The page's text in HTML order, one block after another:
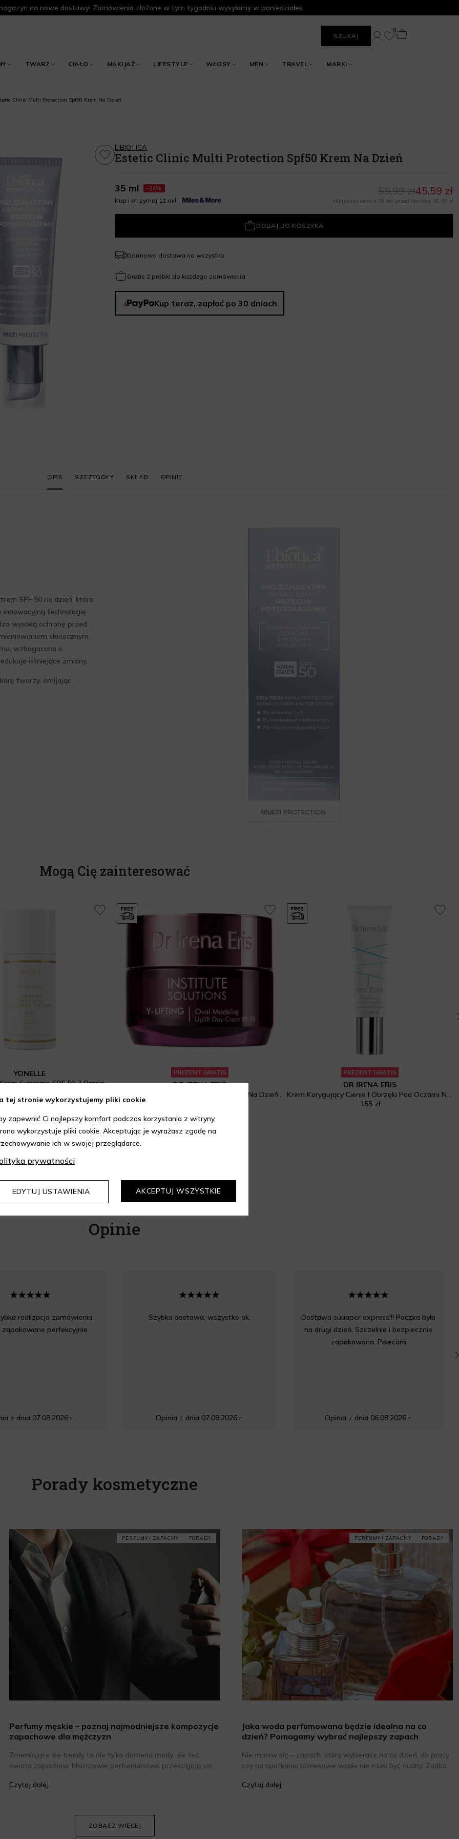
na nowe dostawy! Zamówienia złożone w tym tygodniu wysyłamy w poniedziałek
SZUKAJ
TWARZ CIAŁO MAKIJAŻ LIFESTYLE WŁOSY MEN TRAVEL MARKI
0
Clinic Multi Protection Spf50 Krem Na Dzień
L'BIOTICA
Estetic Clinic Multi Protection Spf50 Krem Na Dzień
35 ml
-24%
Kup i otrzymaj 11 mil
45,59 zł
59,99 zł
Najniższa cena z 30 dni przed obniżką: 42,59 zł
DODAJ DO KOSZYKA
Darmowa dostawa na wszystko
Gratis 2 próbki do każdego zamówienia
Kup teraz, zapłać po 30 dniach
OPIS SZCZEGÓŁY SKŁAD OPINIE
SPF 50 na dzień, która
innowacyjną technologię
wysoką ochronę przed
słonecznym
wzbogacona o
istniejące zmiany.
twarzy, omijając
Mogą Cię zainteresować
YONELLE
PHOTOFUSION Krem Supreme SPF 50 Z Przeciwzmarszczkową Tarczą Ochronną 30 ml
cena z 30 dni: 156,75 zł
PREZENT GRATIS
DR IRENA ERIS
Y-Lifting Modelująco-Liftingujący Krem Na Dzień SPF 20
PREZENT GRATIS
DR IRENA ERIS
Krem Korygujący Cienie I Obrzęki Pod Oczami Na Dzień SPF 20
155 zł
Opinie
realizacja zamówienia.
zapakowane perfekcyjnie.
z dnia 07.08.2026 r.
Szybka dostawa, wszystko ok.
Opinia z dnia 07.08.2026 r.
Dostawa suuuper express!!! Paczka była
na drugi dzień. Szczelnie i bezpiecznie
zapakowana. Polecam
Opinia z dnia 06.08.2026 r.
Porady kosmetyczne
PERFUMY I ZAPACHY PORADY
Perfumy męskie – poznaj najmodniejsze kompozycje
zapachowe dla mężczyzn
Zmieniające się trendy to nie tylko domena mody, ale też
świata zapachów. Mistrzowie perfumiarstwa prześcigają się w
kompozycji, dlatego co roku można liczyć na kilka
Czytaj dalej
PERFUMY I ZAPACHY PORADY
Jaka woda perfumowana będzie idealna na co
dzień? Pomagamy wybrać najlepszy zapach
Nie martw się – zapach, który wybierasz na co dzień, do pracy
czy na spotkania biznesowe wcale nie musi być nudny. Zadbaj
kompozycja, której używasz na wieczór w gronie znajomych.
Czytaj dalej
ZOBACZ WIĘCEJ
tej stronie wykorzystujemy pliki cookie
zapewnić Ci najlepszy komfort podczas korzystania z witryny,
wykorzystuje pliki cookie. Akceptując je wyrażasz zgodę na
ich w swojej przeglądarce.
prywatności
EDYTUJ USTAWIENIA AKCEPTUJ WSZYSTKIE